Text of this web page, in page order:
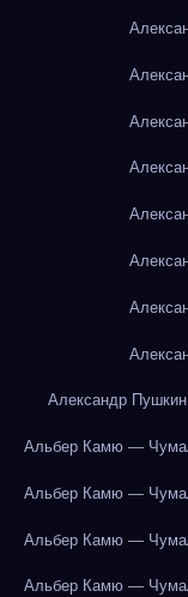
Александр
Альбер Камю — Чума
Альбер Камю — Чума
Альбер Камю — Чума
Альбер Камю — Чума